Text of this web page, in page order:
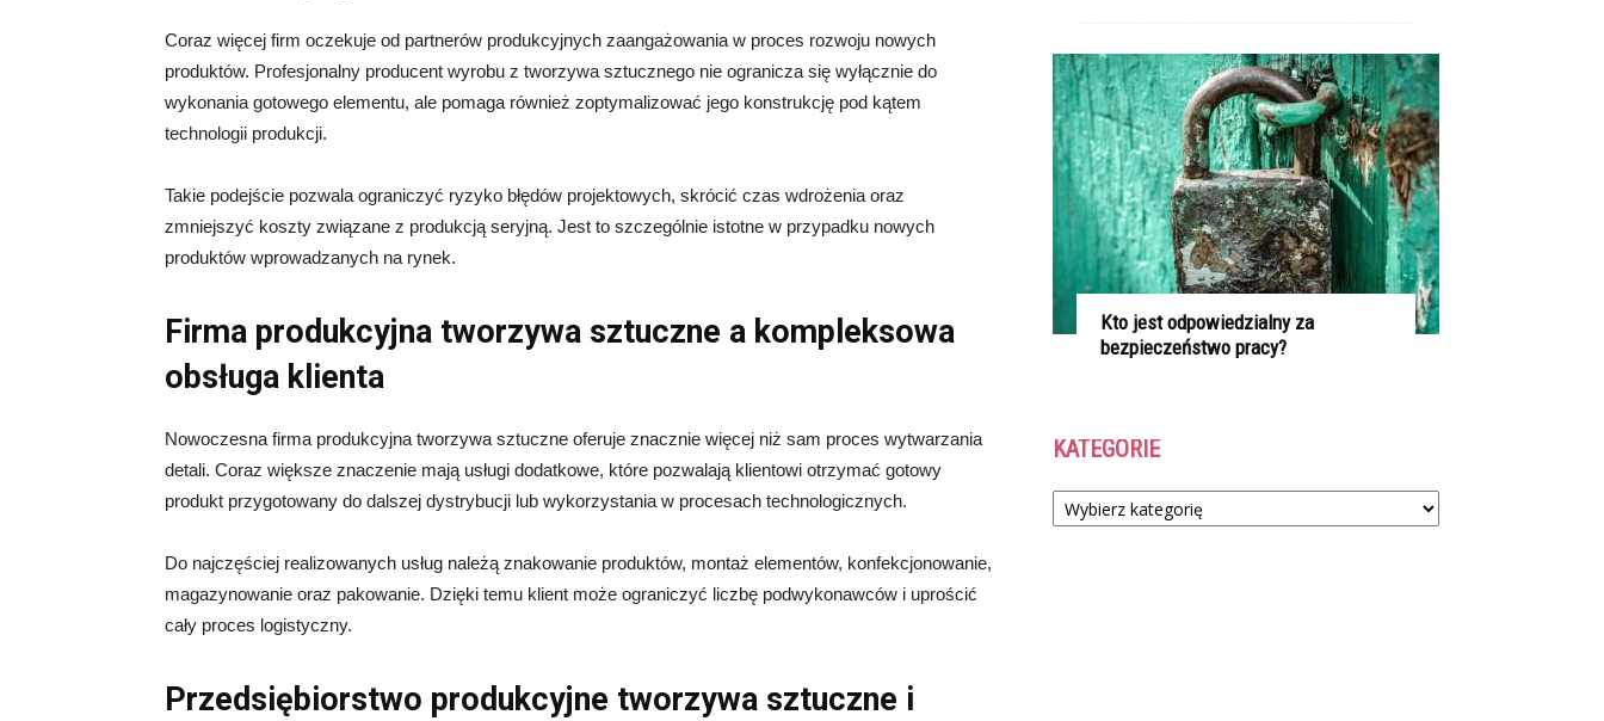
Coraz więcej firm oczekuje od partnerów produkcyjnych zaangażowania w proces rozwoju nowych
produktów. Profesjonalny producent wyrobu z tworzywa sztucznego nie ogranicza się wyłącznie do
wykonania gotowego elementu, ale pomaga również zoptymalizować jego konstrukcję pod kątem
technologii produkcji.
Takie podejście pozwala ograniczyć ryzyko błędów projektowych, skrócić czas wdrożenia oraz
zmniejszyć koszty związane z produkcją seryjną. Jest to szczególnie istotne w przypadku nowych
produktów wprowadzanych na rynek.
Firma produkcyjna tworzywa sztuczne a kompleksowa
obsługa klienta
Nowoczesna firma produkcyjna tworzywa sztuczne oferuje znacznie więcej niż sam proces wytwarzania
detali. Coraz większe znaczenie mają usługi dodatkowe, które pozwalają klientowi otrzymać gotowy
produkt przygotowany do dalszej dystrybucji lub wykorzystania w procesach technologicznych.
Do najczęściej realizowanych usług należą znakowanie produktów, montaż elementów, konfekcjonowanie,
magazynowanie oraz pakowanie. Dzięki temu klient może ograniczyć liczbę podwykonawców i uprościć
cały proces logistyczny.
Przedsiębiorstwo produkcyjne tworzywa sztuczne i
Kto jest odpowiedzialny za
bezpieczeństwo pracy?
KATEGORIE
Kategorie